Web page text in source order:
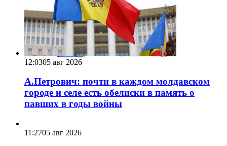
12:0305 авг 2026
А.Петрович: почти в каждом молдавском
городе и селе есть обелиски в память о
павших в годы войны
11:2705 авг 2026